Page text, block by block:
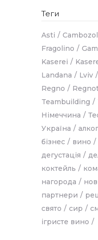
Теги
Asti
Fragolino
Kaserei
Landana
Lviv
Regno
Teambuilding
Німеччина
Україна
бізнес
вино
дегустація
коктейль
нагорода
партнери
свято
сир
ігристе вино